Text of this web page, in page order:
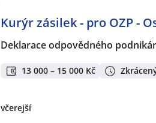
Kurýr zásilek - pro OZP -
Deklarace odpovědného
13 000 – 15 000 Kč
včerejší